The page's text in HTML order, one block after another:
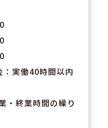
：実働40時間以内
・終業時間の繰り